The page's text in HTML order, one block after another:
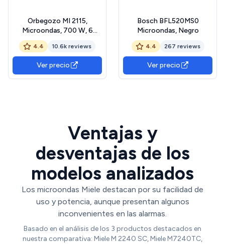
Orbegozo MI 2115,
Microondas, 700 W, 6
niveles de funcionamiento,
20 litros de capacidad,
temporizador hasta 30
minutos, programa
descongelación, señal fin
4.4 10.6k reviews
Ver precio
Bosch BFL520MS0
Microondas, Negro
4.4 267 reviews
Ver precio
Ventajas y
desventajas de los
modelos analizados
Los microondas Miele destacan por su facilidad de
uso y potencia, aunque presentan algunos
inconvenientes en las alarmas.
Basado en el análisis de los 3 productos destacados en
nuestra comparativa: Miele M 2240 SC, Miele M7240TC,